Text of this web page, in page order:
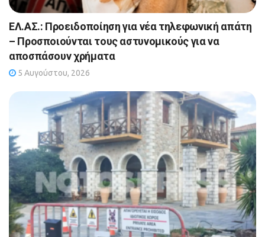
ΕΛ.ΑΣ.: Προειδοποίηση για νέα τηλεφωνική απάτη
– Προσποιούνται τους αστυνομικούς για να
αποσπάσουν χρήματα
5 Αυγούστου, 2026